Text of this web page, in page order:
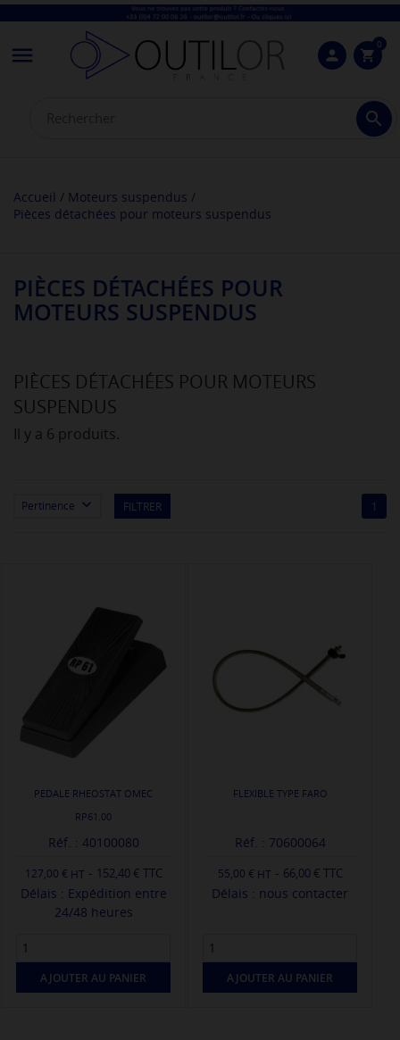
 person shopping_cart
0

Accueil
Moteurs suspendus
Pièces détachées pour moteurs suspendus
PIÈCES DÉTACHÉES POUR
MOTEURS SUSPENDUS
PIÈCES DÉTACHÉES POUR MOTEURS
SUSPENDUS
Il y a 6 produits.
Pertinence  FILTRER 1
PEDALE RHEOSTAT OMEC
RP61.00
Réf. : 40100080
127,00 € - 152,40 € TTC
Délais : Expédition entre
24/48 heures
AJOUTER AU PANIER
FLEXIBLE TYPE FARO
Réf. : 70600064
55,00 € - 66,00 € TTC
Délais : nous contacter
AJOUTER AU PANIER